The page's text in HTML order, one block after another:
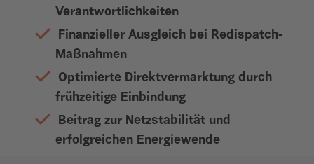
Verantwortlichkeiten
Finanzieller Ausgleich bei Redispatch-
Maßnahmen
Optimierte Direktvermarktung durch
frühzeitige Einbindung
Beitrag zur Netzstabilität und
erfolgreichen Energiewende